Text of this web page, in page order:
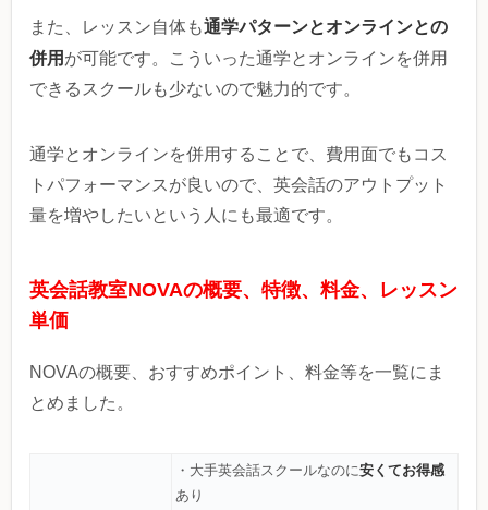
また、レッスン自体も通学パターンとオンラインとの
併用が可能です。こういった通学とオンラインを併用
できるスクールも少ないので魅力的です。
通学とオンラインを併用することで、費用面でもコス
トパフォーマンスが良いので、英会話のアウトプット
量を増やしたいという人にも最適です。
英会話教室NOVAの概要、特徴、料金、レッスン
単価
NOVAの概要、おすすめポイント、料金等を一覧にま
とめました。
・大手英会話スクールなのに安くてお得感
あり